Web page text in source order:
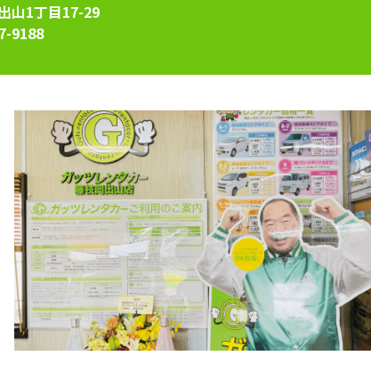
山1丁目17-29
9188